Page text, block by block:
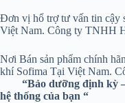
Đơn vị hổ trợ tư vấn tin cậy
Việt Nam. Công ty TNHH
Nơi Bán sản phẩm chính
khí Sofima Tại Việt Nam.
“Bảo dưỡng định kỳ
hệ thống của bạn “